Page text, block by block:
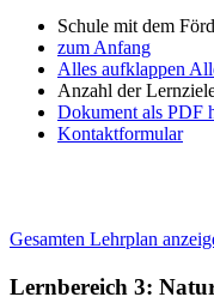
Schule mit dem
zum Anfang
Alles aufklappen
Anzahl der
Dokument als PDF
Kontaktformular
Gesamten Lehrplan
Lernbereich 3: